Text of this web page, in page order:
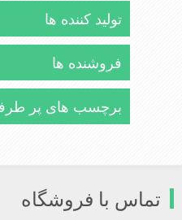
تولید کننده ها
فروشنده ها
برچسب های پر
تماس با فروشگاه